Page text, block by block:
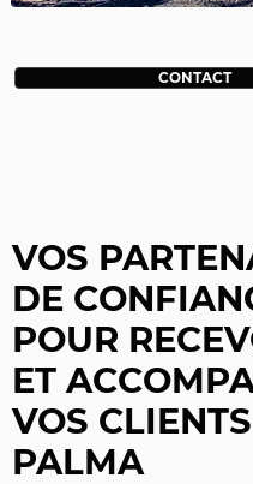
CONTACT
VOS
DE
POUR
ET
VOS
PALMA